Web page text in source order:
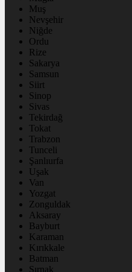
Muş
Nevşehir
Niğde
Ordu
Rize
Sakarya
Samsun
Siirt
Sinop
Sivas
Tekirdağ
Tokat
Trabzon
Tunceli
Şanlıurfa
Uşak
Van
Yozgat
Zonguldak
Aksaray
Bayburt
Karaman
Kırıkkale
Batman
Şırnak